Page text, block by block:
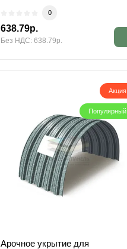
0
638.79р.
Без НДС: 638.79р.
Акция
Популярный
Арочное укрытие для